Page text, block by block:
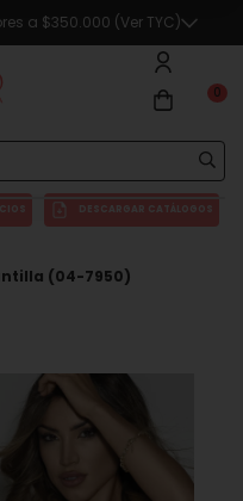
a $350.000 (Ver TYC)
0
DESCARGAR CATÁLOGOS
(04-7950)